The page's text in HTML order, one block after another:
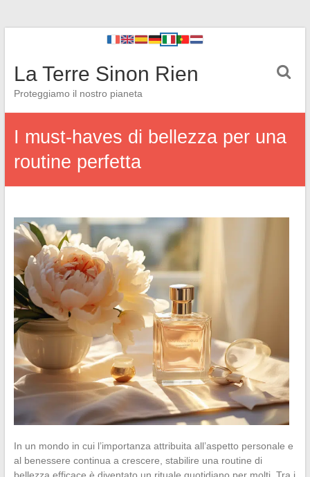
La Terre Sinon Rien
Proteggiamo il nostro pianeta
I must-haves di bellezza per una
routine perfetta
In un mondo in cui l’importanza attribuita all’aspetto personale e
al benessere continua a crescere, stabilire una routine di
bellezza efficace è diventato un rituale quotidiano per molti. Tra i